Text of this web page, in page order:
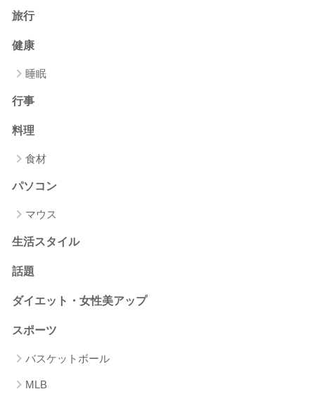
旅行
健康
睡眠
行事
料理
食材
パソコン
マウス
生活スタイル
話題
ダイエット・女性美アップ
スポーツ
バスケットボール
MLB